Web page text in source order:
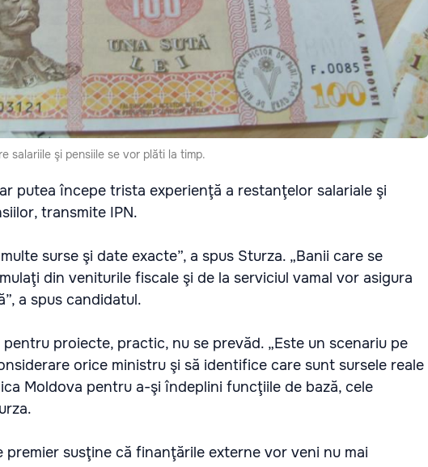
salariile şi pensiile se vor plăti la timp.
putea începe trista experienţă a restanţelor salariale şi
transmite IPN.
surse şi date exacte”, a spus Sturza. „Banii care se
din veniturile fiscale şi de la serviciul vamal vor asigura
a spus candidatul.
proiecte, practic, nu se prevăd. „Este un scenariu pe
orice ministru şi să identifice care sunt sursele reale
Moldova pentru a-şi îndeplini funcţiile de bază, cele
susţine că finanţările externe vor veni nu mai